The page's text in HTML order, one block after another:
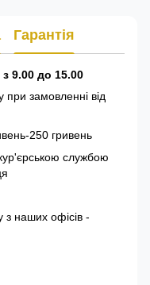
Гарантія
з 9.00 до 15.00
при замовленні від
250 гривень
службою
наших офісів -